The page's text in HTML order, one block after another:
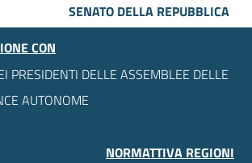
SENATO DELLA REPUBBLICA
CON
PRESIDENTI DELLE ASSEMBLEE DELLE
AUTONOME
NORMATTIVA REGIONI